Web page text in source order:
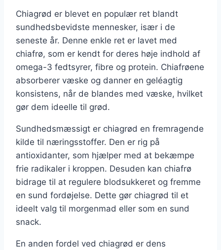
Chiagrød er blevet en populær ret blandt
sundhedsbevidste mennesker, især i de
seneste år. Denne enkle ret er lavet med
chiafrø, som er kendt for deres høje indhold af
omega-3 fedtsyrer, fibre og protein. Chiafrøene
absorberer væske og danner en geléagtig
konsistens, når de blandes med væske, hvilket
gør dem ideelle til grød.
Sundhedsmæssigt er chiagrød en fremragende
kilde til næringsstoffer. Den er rig på
antioxidanter, som hjælper med at bekæmpe
frie radikaler i kroppen. Desuden kan chiafrø
bidrage til at regulere blodsukkeret og fremme
en sund fordøjelse. Dette gør chiagrød til et
ideelt valg til morgenmad eller som en sund
snack.
En anden fordel ved chiagrød er dens